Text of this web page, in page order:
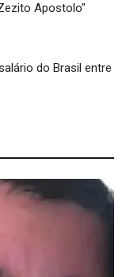
Apostolo"
do Brasil entre